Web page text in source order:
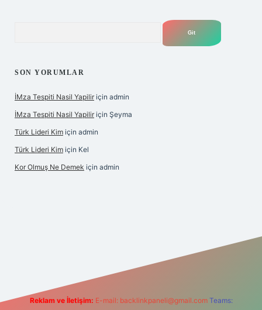
SON YORUMLAR
İMza Tespiti Nasil Yapilir için admin
İMza Tespiti Nasil Yapilir için Şeyma
Türk Lideri Kim için admin
Türk Lideri Kim için Kel
Kor Olmuş Ne Demek için admin
Reklam ve İletişim: E-mail: backlinkpaneli@gmail.com Teams: